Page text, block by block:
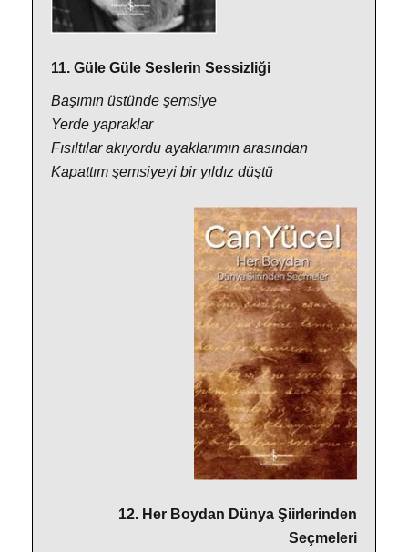
11. Güle Güle Seslerin Sessizliği
Başımın üstünde şemsiye
Yerde yapraklar
Fısıltılar akıyordu ayaklarımın arasından
Kapattım şemsiyeyi bir yıldız düştü
12. Her Boydan Dünya Şiirlerinden
Seçmeleri